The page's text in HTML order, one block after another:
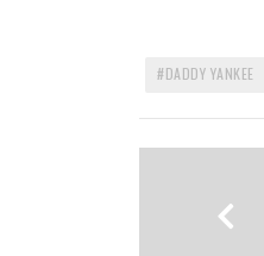
DADDY YANKEE